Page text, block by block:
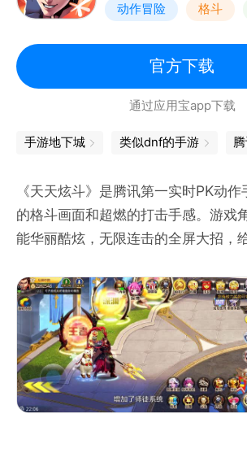
动作冒险 格斗
动漫
官方下载
通过应用宝app下载
手游地下城 类似dnf的手游
《天天炫斗》是腾讯第一实时PK动
的格斗画面和超燃的打击手感。游戏
能华丽酷炫，无限连击的全屏大招，
1. 爆奖巡游记·全新开播！
2. 公会科技，一起暴富！
3. 颂约天使，福音降临！
4. 沙滩派对，吃透今夏！
5. 清凉泳装，光临此夏！
6. 回流直升，秒回巅峰！